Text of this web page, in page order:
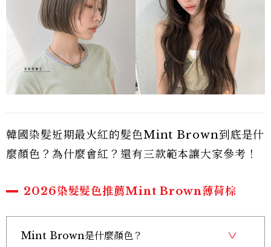
韓國染髮近期最火紅的髮色Mint Brown到底是什
麼顏色？為什麼會紅？還有三款範本讓大家參考！
2026染髮髮色推薦Mint Brown薄荷棕
Mint Brown是什麼顏色？